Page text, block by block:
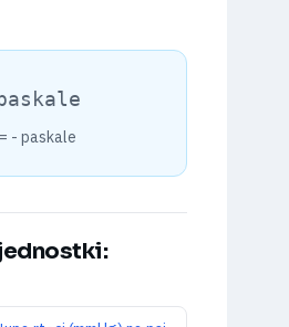
- paskale